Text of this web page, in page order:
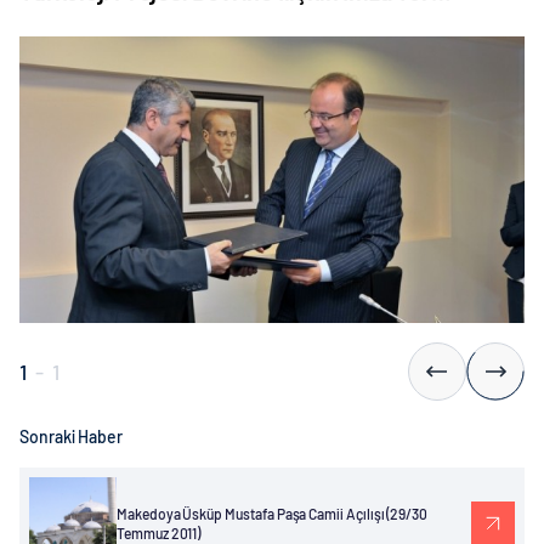
1 - 1
Sonraki Haber
Makedoya Üsküp Mustafa Paşa Camii Açılışı (29/30
Temmuz 2011)